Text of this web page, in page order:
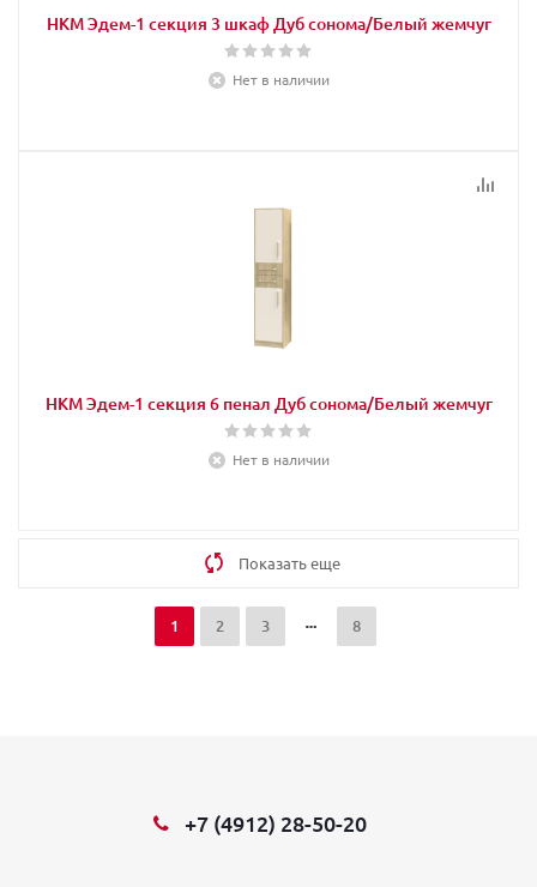
НКМ Эдем-1 секция 3 шкаф Дуб сонома/Белый жемчуг
Нет в наличии
НКМ Эдем-1 секция 6 пенал Дуб сонома/Белый жемчуг
Нет в наличии
Показать еще
1 2 3 8
+7 (4912) 28-50-20